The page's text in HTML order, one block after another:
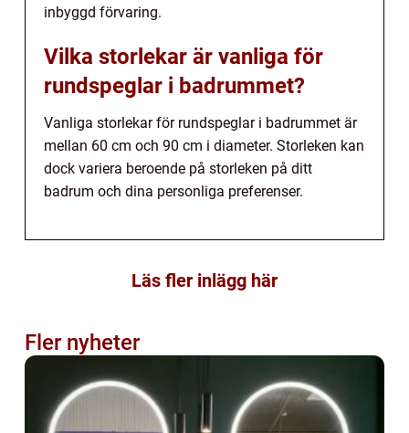
inbyggd förvaring.
Vilka storlekar är vanliga för
rundspeglar i badrummet?
Vanliga storlekar för rundspeglar i badrummet är
mellan 60 cm och 90 cm i diameter. Storleken kan
dock variera beroende på storleken på ditt
badrum och dina personliga preferenser.
Läs fler inlägg här
Fler nyheter